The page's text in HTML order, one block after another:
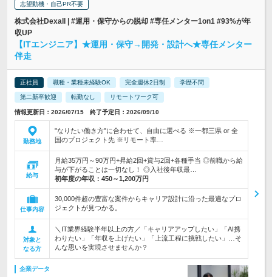
志望動機・自己PR不要
株式会社Dexall | #運用・保守からの脱却 #専任メンター1on1 #93%が年
収UP
【ITエンジニア】★運用・保守→開発・設計へ★専任メンター
伴走
正社員 職種・業種未経験OK 完全週休2日制 学歴不問
第二新卒歓迎 転勤なし リモートワーク可
情報更新日：2026/07/15 終了予定日：2026/09/10
勤務地
"なりたい働き方"に合わせて、自由に選べる ※一都三県 or 全
国のプロジェクト先 ※リモート率…
給与
月給35万円～90万円+昇給2回+賞与2回+各種手当 ◎前職から給
与が下がることは一切なし！ ◎入社後年収最…
初年度の年収： 450～1,200万円
仕事内容
30,000件超の豊富な案件からキャリア設計に沿った最適なプロ
ジェクトが見つかる。
対象と
なる方
＼IT業界経験半年以上の方／「キャリアアップしたい」「AI携
わりたい」「年収を上げたい」「上流工程に挑戦したい」…そ
んな思いを実現させませんか？
企業データ